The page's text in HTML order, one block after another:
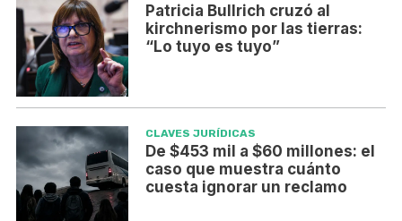
Patricia Bullrich cruzó al
kirchnerismo por las tierras:
“Lo tuyo es tuyo”
CLAVES JURÍDICAS
De $453 mil a $60 millones: el
caso que muestra cuánto
cuesta ignorar un reclamo